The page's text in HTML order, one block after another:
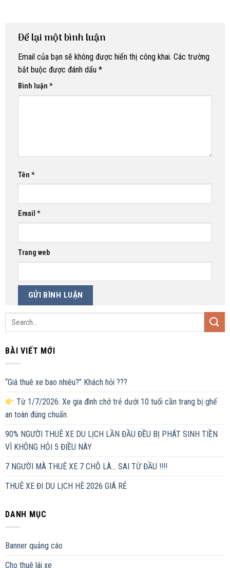
Để lại một bình luận
Email của bạn sẽ không được hiển thị công khai. Các trường
bắt buộc được đánh dấu *
Bình luận *
Tên *
Email *
Trang web
BÀI VIẾT MỚI
“Giá thuê xe bao nhiêu?” Khách hỏi ???
Từ 1/7/2026: Xe gia đình chở trẻ dưới 10 tuổi cần trang bị ghế
an toàn đúng chuẩn.
90% NGƯỜI THUÊ XE DU LỊCH LẦN ĐẦU ĐỀU BỊ PHÁT SINH TIỀN
VÌ KHÔNG HỎI 5 ĐIỀU NÀY
7 NGƯỜI MÀ THUÊ XE 7 CHỖ LÀ… SAI TỪ ĐẦU !!!!
THUÊ XE ĐI DU LỊCH HÈ 2026 GIÁ RẺ
DANH MỤC
Banner quảng cáo
Cho thuê lái xe